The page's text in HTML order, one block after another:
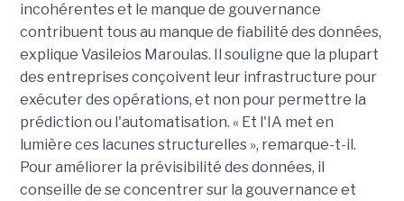
incohérentes et le manque de gouvernance
contribuent tous au manque de fiabilité des données,
explique Vasileios Maroulas. Il souligne que la plupart
des entreprises conçoivent leur infrastructure pour
exécuter des opérations, et non pour permettre la
prédiction ou l'automatisation. « Et l'IA met en
lumière ces lacunes structurelles », remarque-t-il.
Pour améliorer la prévisibilité des données, il
conseille de se concentrer sur la gouvernance et